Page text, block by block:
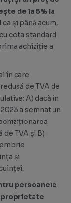
de la 5% la
ca și până acum,
cota standard
achiziție a
în care
de TVA de
A) dacă în
a semnat un
TVA și B)
și
persoanele